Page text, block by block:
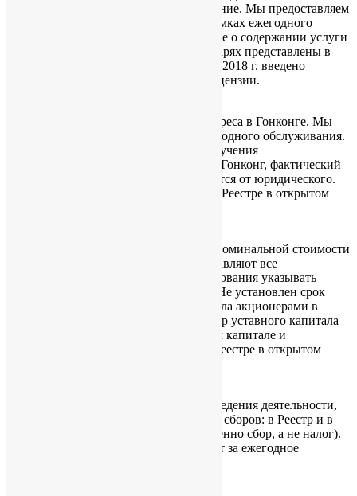
Обязательное законодательное требование. Мы предоставляем
услуги корпоративного Секретаря в рамках ежегодного
обслуживания ГК компаний. Подробнее о содержании услуги
см. на нашем сайте. Сведения о секретарях представлены в
Реестре в открытом доступе. С 1 марта 2018 г. введено
требование о наличии у секретарей лицензии.
Обязательно наличие юридического адреса в Гонконге. Мы
предоставляем юр. адрес в рамках ежегодного обслуживания.
Юр. адрес используется только для получения
корреспонденции из гос. органов САР Гонконг, фактический
адрес ведения бизнеса обычно отличается от юридического.
Сведения о юр. адресе представлены в Реестре в открытом
С 3 марта 2014 г. упразднено понятие номинальной стоимости
акций, сумму уставного капитала составляют все
выпущенные акции, при этом нет требования указывать
максимум количества акций в Уставе. Не установлен срок
перечисления суммы уставного капитала акционерами в
пользу компании. Минимальный размер уставного капитала –
HK$1. Сведения о зарегистрированном капитале и
выпущенных акциях представлены в Реестре в открытом
Все компании, не зависимо от начала ведения деятельности,
обязаны ежегодно оплачивать два вида сборов: в Реестр и в
Налоговую службу (имеется в виду именно сбор, а не налог).
Сумма сборов включается в общий счёт за ежегодное